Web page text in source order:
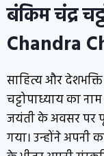
बंकिम चंद्र
Chandra
साहित्य और
चट्टोपाध्याय का
जयंती के अवसर पर
गया। उन्होंने अपनी